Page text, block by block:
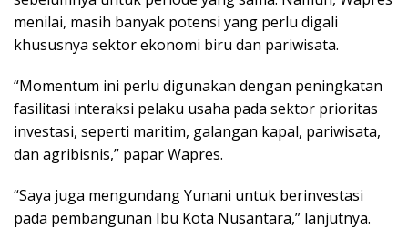
menilai, masih banyak potensi yang perlu digali
khususnya sektor ekonomi biru dan pariwisata.
“Momentum ini perlu digunakan dengan peningkatan
fasilitasi interaksi pelaku usaha pada sektor prioritas
investasi, seperti maritim, galangan kapal, pariwisata,
dan agribisnis,” papar Wapres.
“Saya juga mengundang Yunani untuk berinvestasi
pada pembangunan Ibu Kota Nusantara,” lanjutnya.